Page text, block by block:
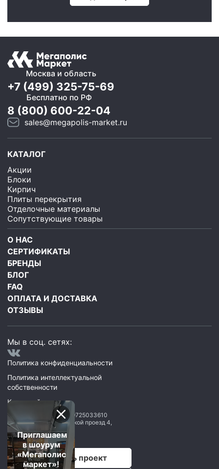
Москва и область
+7 (499) 325-75-69
Бесплатно по РФ
8 (800) 600-22-04
sales@megapolis-market.ru
КАТАЛОГ
Акции
Блоки
Кирпич
Плиты перекрытия
Отделочные материалы
Сопутствующие товары
О НАС
СЕРТИФИКАТЫ
БРЕНДЫ
БЛОГ
FAQ
ОПЛАТА И ДОСТАВКА
ОТЗЫВЫ
Мы в соц. сетях:
Политика конфиденциальности
Политика интеллектуальной
собственности
Карта сайта
ООО Мегаполис ИНН: 9725033610
119071,Москва,2 Донской проезд 4,
строение 1, пом. 435
Рассчитать проект
Приглашаем
в шоурум
«Мегаполис
маркет»!